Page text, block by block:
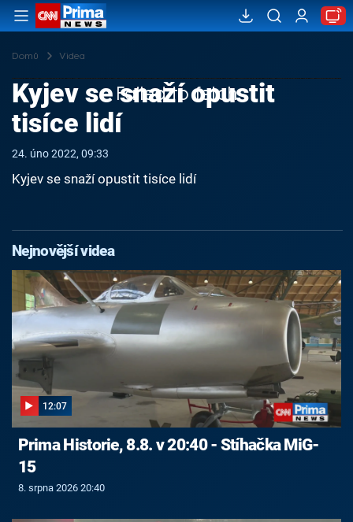
Domů Videa
Failed to fetch
Kyjev se snaží opustit
tisíce lidí
24. úno 2022, 09:33
Kyjev se snaží opustit tisíce lidí
Nejnovější videa
12:07
Prima Historie, 8.8. v 20:40 - Stíhačka MiG-
15
8. srpna 2026 20:40